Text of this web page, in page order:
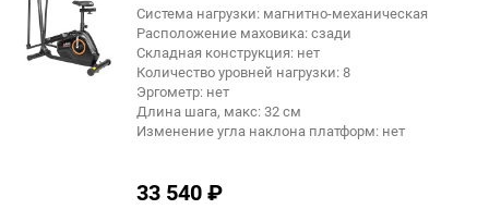
60
еще 3 фото
Система нагрузки: магнитно-механическая
Расположение маховика: сзади
Складная конструкция: нет
Количество уровней нагрузки: 8
Эргометр: нет
Длина шага, макс: 32 см
Изменение угла наклона платформ: нет
33 540₽